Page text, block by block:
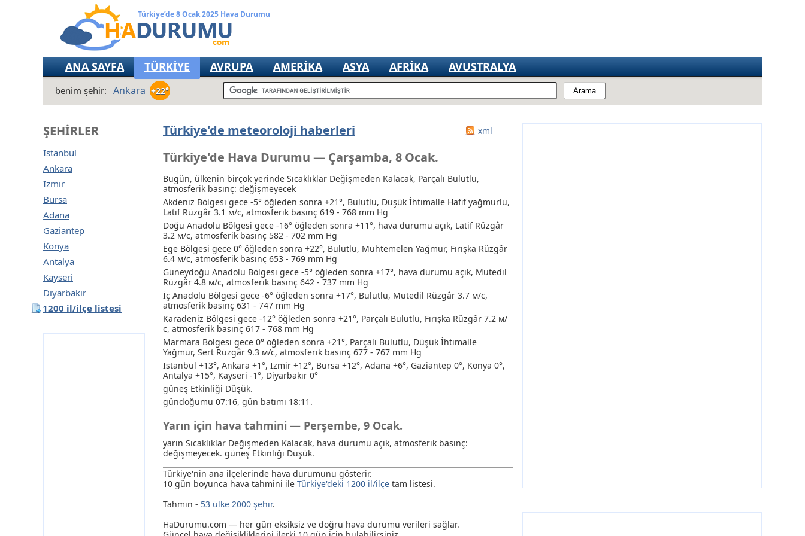
Türkiye’de 8 Ocak 2025 Hava Durumu
ANA SAYFA TÜRKİYE AVRUPA AMERIKA ASYA AFRIKA AVUSTRALYA
benim şehir: Ankara +22°
ŞEHIRLER
Istanbul
Ankara
Izmir
Bursa
Adana
Gaziantep
Konya
Antalya
Kayseri
Diyarbakır
1200 il/ilçe listesi
Türkiye'de meteoroloji haberleri xml
Türkiye'de Hava Durumu — Çarşamba, 8 Ocak.
Bugün, ülkenin birçok yerinde Sıcaklıklar Değişmeden Kalacak, Parçalı Bulutlu,
atmosferik basınç: değişmeyecek
Akdeniz Bölgesi gece -5° öğleden sonra +21°, Bulutlu, Düşük İhtimalle Hafif yağmurlu,
Latif Rüzgâr 3.1 м/с, atmosferik basınç 619 - 768 mm Hg
Doğu Anadolu Bölgesi gece -16° öğleden sonra +11°, hava durumu açık, Latif Rüzgâr
3.2 м/с, atmosferik basınç 582 - 702 mm Hg
Ege Bölgesi gece 0° öğleden sonra +22°, Bulutlu, Muhtemelen Yağmur, Fırışka Rüzgâr
6.4 м/с, atmosferik basınç 653 - 769 mm Hg
Güneydoğu Anadolu Bölgesi gece -5° öğleden sonra +17°, hava durumu açık, Mutedil
Rüzgâr 4.8 м/с, atmosferik basınç 642 - 737 mm Hg
İç Anadolu Bölgesi gece -6° öğleden sonra +17°, Bulutlu, Mutedil Rüzgâr 3.7 м/с,
atmosferik basınç 631 - 747 mm Hg
Karadeniz Bölgesi gece -12° öğleden sonra +21°, Parçalı Bulutlu, Fırışka Rüzgâr 7.2 м/
с, atmosferik basınç 617 - 768 mm Hg
Marmara Bölgesi gece 0° öğleden sonra +21°, Parçalı Bulutlu, Düşük İhtimalle
Yağmur, Sert Rüzgâr 9.3 м/с, atmosferik basınç 677 - 767 mm Hg
Istanbul +13°, Ankara +1°, Izmir +12°, Bursa +12°, Adana +6°, Gaziantep 0°, Konya 0°,
Antalya +15°, Kayseri -1°, Diyarbakır 0°
güneş Etkinliği Düşük.
gündoğumu 07:16, gün batımı 18:11.
Yarın için hava tahmini — Perşembe, 9 Ocak.
yarın Sıcaklıklar Değişmeden Kalacak, hava durumu açık, atmosferik basınç:
değişmeyecek. güneş Etkinliği Düşük.
Türkiye'nin ana ilçelerinde hava durumunu gösterir.
10 gün boyunca hava tahmini ile Türkiye'deki 1200 il/ilçe tam listesi.
Tahmin - 53 ülke 2000 şehir.
HaDurumu.com — her gün eksiksiz ve doğru hava durumu verileri sağlar.